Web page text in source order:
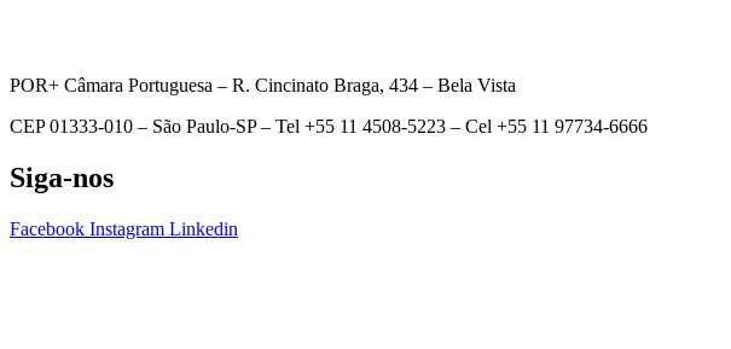
POR+ Câmara Portuguesa – R. Cincinato Braga, 434 – Bela Vista
CEP 01333-010 – São Paulo-SP – Tel +55 11 4508-5223 – Cel +55 11 97734-6666
Siga-nos
Facebook Instagram Linkedin